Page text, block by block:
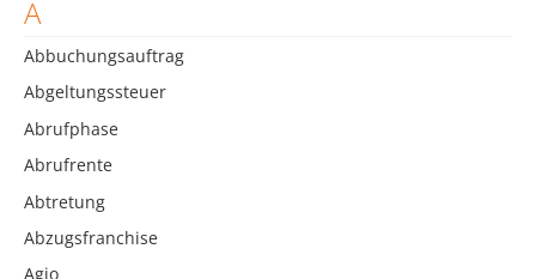
A
Abbuchungsauftrag
Abgeltungssteuer
Abrufphase
Abrufrente
Abtretung
Abzugsfranchise
Agio